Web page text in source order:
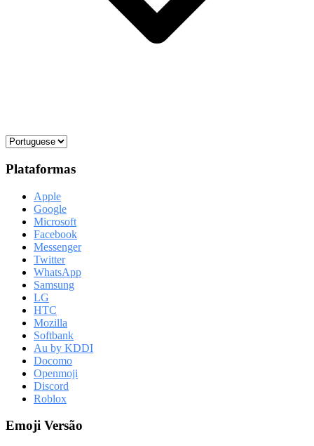
Plataformas
Apple
Google
Microsoft
Facebook
Messenger
Twitter
WhatsApp
Samsung
LG
HTC
Mozilla
Softbank
Au by KDDI
Docomo
Openmoji
Discord
Roblox
Emoji Versão